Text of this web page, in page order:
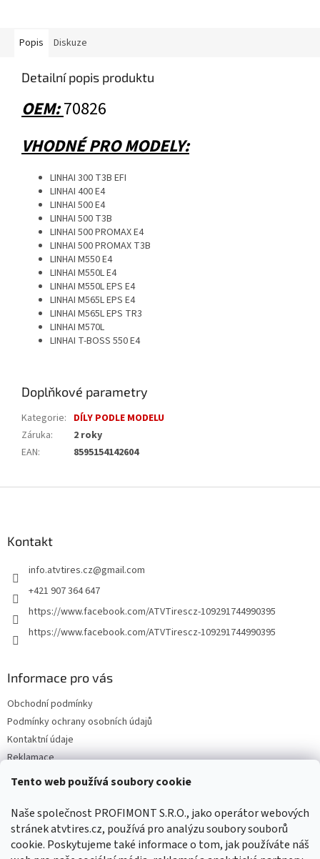
Tento web používá soubory cookie
Naše společnost PROFIMONT S.R.O., jako operátor webových
stránek atvtires.cz, používá pro analýzu soubory souborů
cookie. Poskytujeme také informace o tom, jak používáte náš
Popis Diskuze
Detailní popis produktu
OEM:70826
VHODNÉ PRO MODELY:
LINHAI 300 T3B EFI
LINHAI 400 E4
LINHAI 500 E4
LINHAI 500 T3B
LINHAI 500 PROMAX E4
LINHAI 500 PROMAX T3B
LINHAI M550 E4
LINHAI M550L E4
LINHAI M550L EPS E4
LINHAI M565L EPS E4
LINHAI M565L EPS TR3
LINHAI M570L
LINHAI T-BOSS 550 E4
Doplňkové parametry
Kategorie: DÍLY PODLE MODELU
Záruka:
2 roky
EAN: 8595154142604
Kontakt
info.atvtires.cz@gmail.com
+421 907 364 647
https://www.facebook.com/ATVTirescz-109291744990395
https://www.facebook.com/ATVTirescz-109291744990395
Informace pro vás
Obchodní podmínky
Podmínky ochrany osobních údajů
Kontaktní údaje
Reklamace
Facebook